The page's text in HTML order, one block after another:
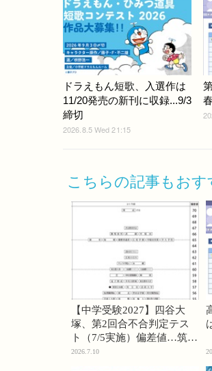
ドラえもん短歌、入選作は
11/20発売の新刊に収録...9/3
締切
2026.8.5 Wed 21:15
こちらの記事もおす
【中学受験2027】四谷大
塚、第2回合不合判定テス
ト（7/5実施）偏差値…筑駒
74・桜蔭70＜PR＞
2026.7.10